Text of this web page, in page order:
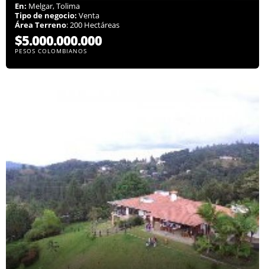
En: Melgar, Tolima
Tipo de negocio: Venta
Área Terreno: 200 Hectáreas
$5.000.000.000
PESOS COLOMBIANOS